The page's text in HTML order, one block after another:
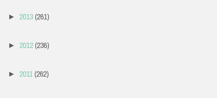
► 2013(261)
► 2012(236)
► 2011(262)